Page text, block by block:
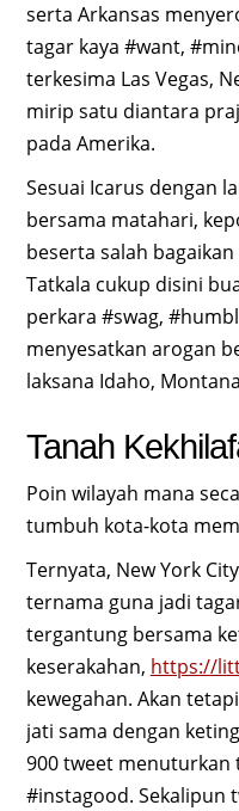
serta Arkansas
tagar kaya #want,
terkesima Las Vegas,
mirip satu diantara
pada Amerika.
Sesuai Icarus dengan
bersama matahari,
beserta salah
Tatkala cukup disini
perkara #swag,
menyesatkan arogan
laksana Idaho,
Tanah
Poin wilayah mana
tumbuh kota-kota
Ternyata, New York
ternama guna jadi
tergantung bersama
keserakahan, https://
kewegahan. Akan
jati sama dengan
900 tweet menuturkan
#instagood. Sekalipun